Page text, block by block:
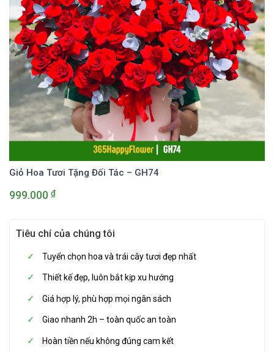
Giỏ Hoa Tươi Tặng Đối Tác – GH74
999.000 ₫
Tiêu chí của chúng tôi
Tuyển chọn hoa và trái cây tươi đẹp nhất
Thiết kế đẹp, luôn bắt kịp xu hướng
Giá hợp lý, phù hợp mọi ngân sách
Giao nhanh 2h – toàn quốc an toàn
Hoàn tiền nếu không đúng cam kết